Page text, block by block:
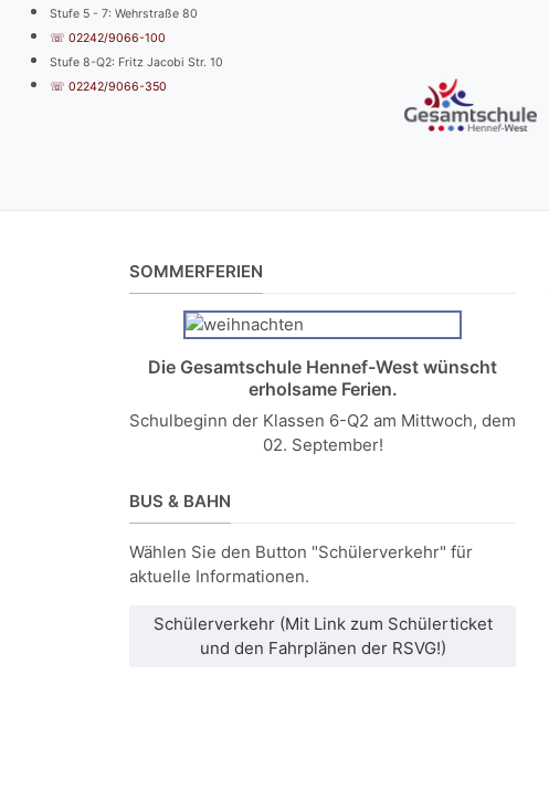
Stufe 5 - 7: Wehrstraße 80
☏ 02242/9066-100
Stufe 8-Q2: Fritz Jacobi Str. 10
☏ 02242/9066-350
SOMMERFERIEN
Die Gesamtschule Hennef-West wünscht
erholsame Ferien.
Schulbeginn der Klassen 6-Q2 am Mittwoch, dem
02. September!
BUS & BAHN
Wählen Sie den Button "Schülerverkehr" für
aktuelle Informationen.
Schülerverkehr (Mit Link zum Schülerticket
und den Fahrplänen der RSVG!)